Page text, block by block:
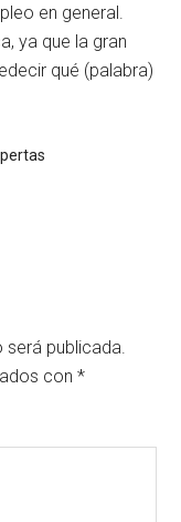
en general.
ya que la gran
qué (palabra)
publicada.
con*